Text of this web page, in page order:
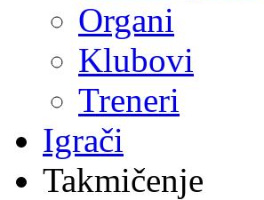
Organi
Klubovi
Treneri
Igrači
Takmičenje